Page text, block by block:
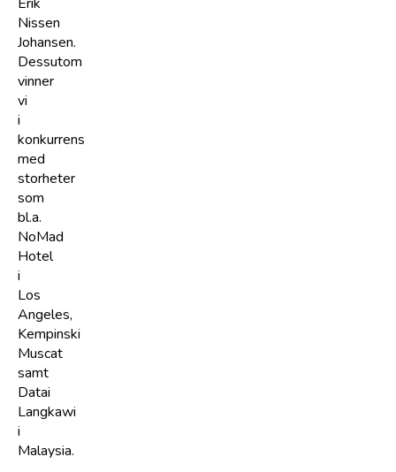
Nissen
Johansen.
Dessutom
vinner
vi
i
konkurrens
med
storheter
som
bl.a.
NoMad
Hotel
i
Los
Angeles,
Kempinski
Muscat
samt
Datai
Langkawi
i
Malaysia.